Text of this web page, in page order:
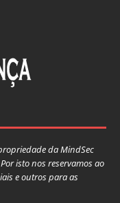
da MindSec
isto nos reservamos ao
e outros para as